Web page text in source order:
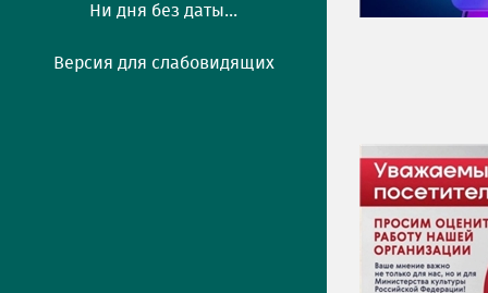
Ни дня без даты...
Версия для слабовидящих